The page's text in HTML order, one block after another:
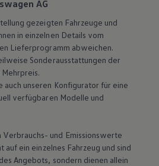
AG
gezeigten Fahrzeuge und
in einzelnen Details vom
Lieferprogramm abweichen.
Sonderausstattungen der
auch unseren Konfigurator für eine
verfügbaren Modelle und
Verbrauchs- und Emissionswerte
auf ein einzelnes Fahrzeug und sind
Angebots, sondern dienen allein